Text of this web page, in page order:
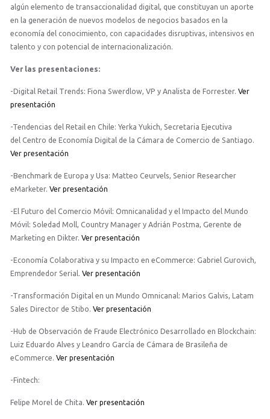
algún elemento de transaccionalidad digital, que constituyan un aporte
en la generación de nuevos modelos de negocios basados en la
economía del conocimiento, con capacidades disruptivas, intensivos en
talento y con potencial de internacionalización.
Ver las presentaciones:
-Digital Retail Trends: Fiona Swerdlow, VP y Analista de Forrester.Ver
presentación
-Tendencias del Retail en Chile: Yerka Yukich, Secretaria Ejecutiva
del Centro de Economía Digital de la Cámara de Comercio de Santiago.
Ver presentación
-Benchmark de Europa y Usa: Matteo Ceurvels, Senior Researcher
eMarketer.Ver presentación
-El Futuro del Comercio Móvil: Omnicanalidad y el Impacto del Mundo
Móvil: Soledad Moll, Country Manager y Adrián Postma, Gerente de
Marketing en Dikter.Ver presentación
-Economía Colaborativa y su Impacto en eCommerce: Gabriel Gurovich,
Emprendedor Serial.Ver presentación
-Transformación Digital en un Mundo Omnicanal: Marios Galvis, Latam
Sales Director de Stibo.Ver presentación
-Hub de Observación de Fraude Electrónico Desarrollado en Blockchain:
Luiz Eduardo Alves y Leandro García de Cámara de Brasileña de
eCommerce.Ver presentación
-Fintech:
Felipe Morel de Chita.Ver presentación